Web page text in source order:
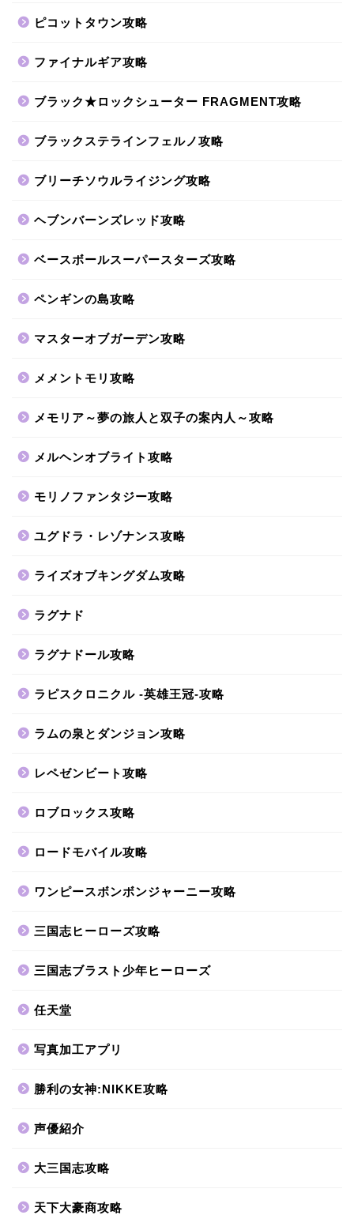
ピコットタウン攻略
ファイナルギア攻略
ブラック★ロックシューター FRAGMENT攻略
ブラックステラインフェルノ攻略
ブリーチソウルライジング攻略
ヘブンバーンズレッド攻略
ベースボールスーパースターズ攻略
ペンギンの島攻略
マスターオブガーデン攻略
メメントモリ攻略
メモリア～夢の旅人と双子の案内人～攻略
メルヘンオブライト攻略
モリノファンタジー攻略
ユグドラ・レゾナンス攻略
ライズオブキングダム攻略
ラグナド
ラグナドール攻略
ラピスクロニクル -英雄王冠-攻略
ラムの泉とダンジョン攻略
レペゼンビート攻略
ロブロックス攻略
ロードモバイル攻略
ワンピースボンボンジャーニー攻略
三国志ヒーローズ攻略
三国志ブラスト少年ヒーローズ
任天堂
写真加工アプリ
勝利の女神:NIKKE攻略
声優紹介
大三国志攻略
天下大豪商攻略